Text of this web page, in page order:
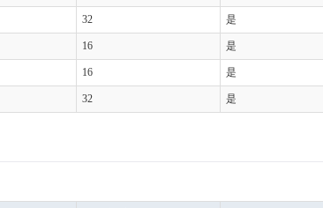
32 是
16 是
16 是
32 是